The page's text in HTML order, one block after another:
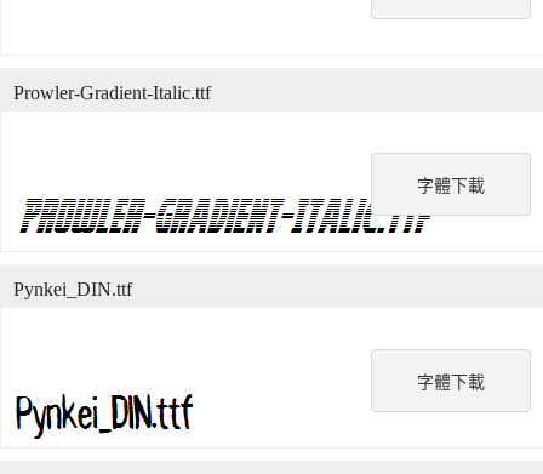
字體下載
Prowler-Gradient-Italic.ttf
字體下載
Pynkei_DIN.ttf